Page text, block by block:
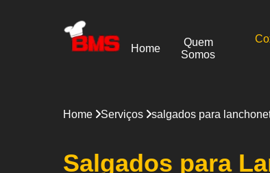
Home
Quem
Somos
Home Serviços salgados para
Salgados para